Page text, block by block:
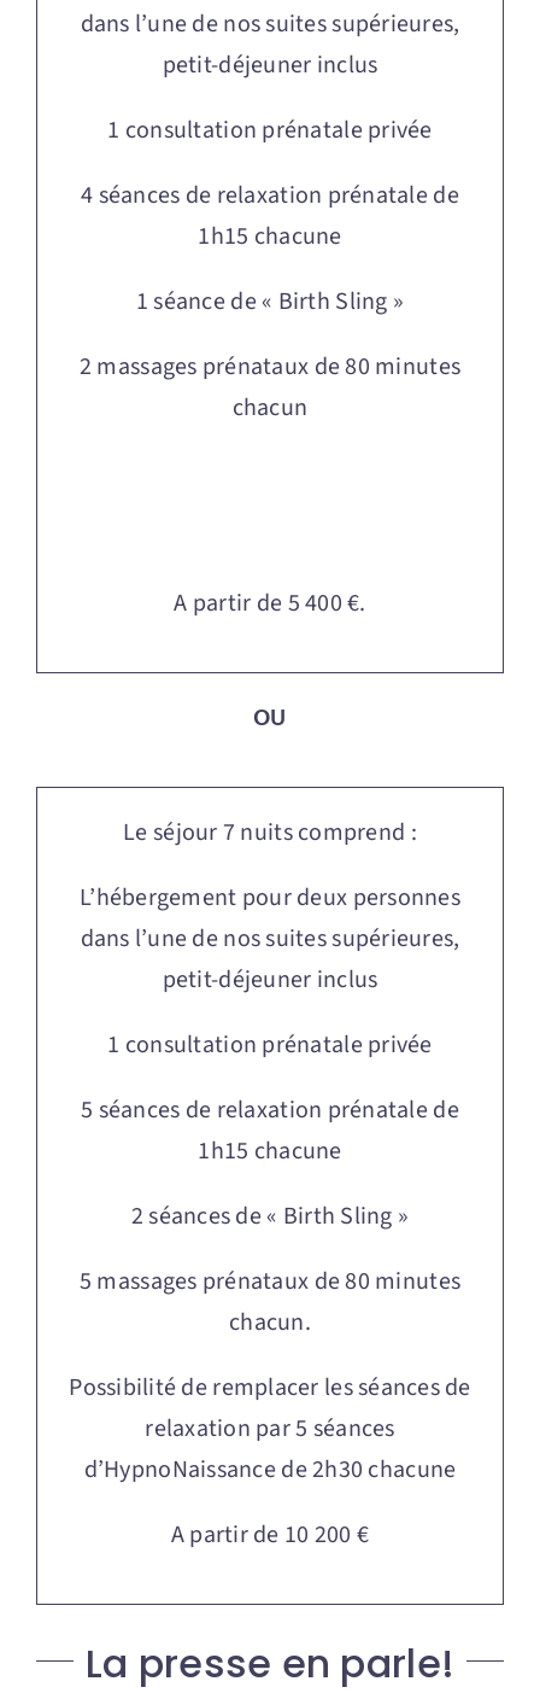
dans l’une de nos suites supérieures,
petit-déjeuner inclus
1 consultation prénatale privée
4 séances de relaxation prénatale de
1h15 chacune
1 séance de « Birth Sling »
2 massages prénataux de 80 minutes
chacun
A partir de 5 400 €.
OU
Le séjour 7 nuits comprend :
L’hébergement pour deux personnes
dans l’une de nos suites supérieures,
petit-déjeuner inclus
1 consultation prénatale privée
5 séances de relaxation prénatale de
1h15 chacune
2 séances de « Birth Sling »
5 massages prénataux de 80 minutes
chacun.
Possibilité de remplacer les séances de
relaxation par 5 séances
d’HypnoNaissance de 2h30 chacune
A partir de 10 200 €
La presse en parle!